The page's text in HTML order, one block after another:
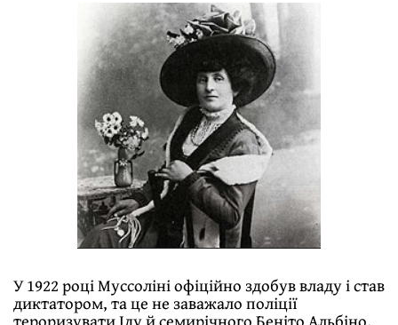
У 1922 році Муссоліні офіційно здобув владу і став
диктатором, та це не заважало поліції